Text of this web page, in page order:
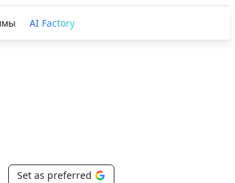
AI Factory
Set as preferred